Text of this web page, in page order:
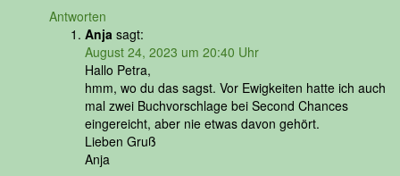
Antworten
Anja sagt:
August 24, 2023 um 20:40 Uhr
Hallo Petra,
hmm, wo du das sagst. Vor Ewigkeiten hatte ich auch
mal zwei Buchvorschlage bei Second Chances
eingereicht, aber nie etwas davon gehört.
Lieben Gruß
Anja